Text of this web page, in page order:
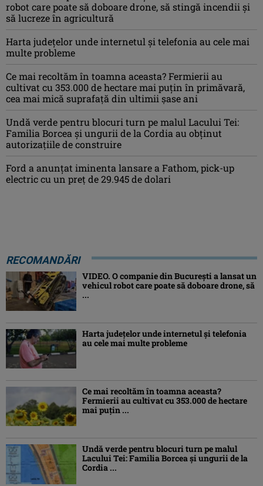
robot care poate să doboare drone, să stingă incendii și
să lucreze în agricultură
Harta județelor unde internetul și telefonia au cele mai
multe probleme
Ce mai recoltăm în toamna aceasta? Fermierii au
cultivat cu 353.000 de hectare mai puțin în primăvară,
cea mai mică suprafață din ultimii șase ani
Undă verde pentru blocuri turn pe malul Lacului Tei:
Familia Borcea și ungurii de la Cordia au obținut
autorizațiile de construire
Ford a anunțat iminenta lansare a Fathom, pick-up
electric cu un preț de 29.945 de dolari
RECOMANDĂRI
VIDEO. O companie din București a lansat un
vehicul robot care poate să doboare drone, să
...
Harta județelor unde internetul și telefonia
au cele mai multe probleme
Ce mai recoltăm în toamna aceasta?
Fermierii au cultivat cu 353.000 de hectare
mai puțin ...
Undă verde pentru blocuri turn pe malul
Lacului Tei: Familia Borcea și ungurii de la
Cordia ...